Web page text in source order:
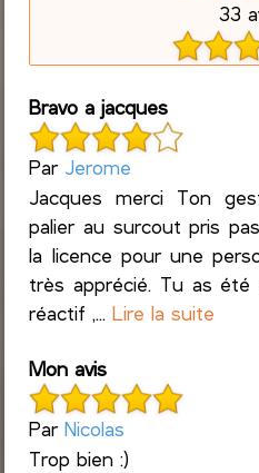
33
Bravo a jacques
Par Jerome
Jacques merci Ton
palier au surcout pris
la licence pour une
très apprécié. Tu as été
réactif ,...Lire la suite
Mon avis
ParNicolas
Trop bien :)